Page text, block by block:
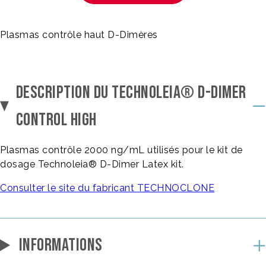
Plasmas contrôle haut D-Dimères
DESCRIPTION DU TECHNOLEIA® D-DIMER
CONTROL HIGH
Plasmas contrôle 2000 ng/mL utilisés pour le kit de
dosage Technoleia® D-Dimer Latex kit.
Consulter le site du fabricant TECHNOCLONE
INFORMATIONS